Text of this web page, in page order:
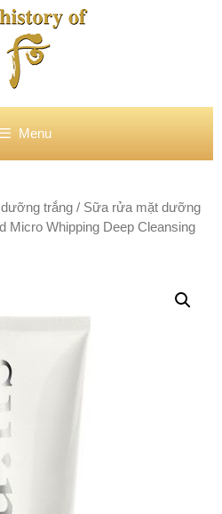
Menu
trắng / Sữa rửa mặt dưỡng
Micro Whipping Deep Cleansing